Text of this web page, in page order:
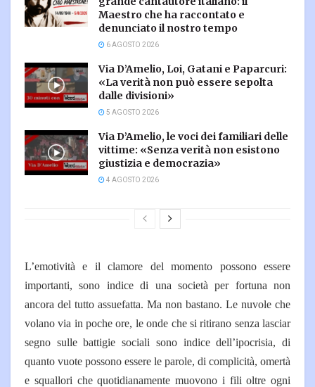
Maestro che ha raccontato e
denunciato il nostro tempo
6 AGOSTO 2026
Via D’Amelio, Loi, Gatani e Paparcuri:
«La verità non può essere sepolta
dalle divisioni»
5 AGOSTO 2026
Via D’Amelio, le voci dei familiari delle
vittime: «Senza verità non esistono
giustizia e democrazia»
4 AGOSTO 2026
L’emotività e il clamore del momento possono essere
importanti, sono indice di una società per fortuna non
ancora del tutto assuefatta. Ma non bastano. Le nuvole che
volano via in poche ore, le onde che si ritirano senza lasciar
segno sulle battigie sociali sono indice dell’ipocrisia, di
quanto vuote possono essere le parole, di complicità, omertà
e squallori che quotidianamente muovono i fili oltre ogni